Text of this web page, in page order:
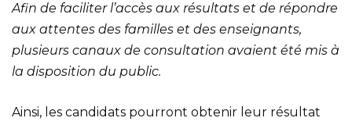
Afin de faciliter l’accès aux résultats et de répondre
aux attentes des familles et des enseignants,
plusieurs canaux de consultation avaient été mis à
la disposition du public.
Ainsi, les candidats pourront obtenir leur résultat